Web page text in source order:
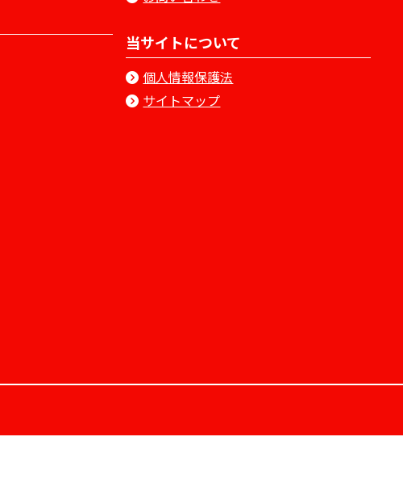
当サイトについて
個人情報保護法
サイトマップ